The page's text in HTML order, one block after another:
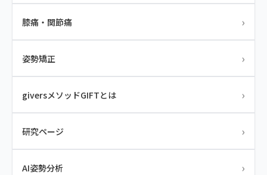
膝痛・関節痛 ›
姿勢矯正 ›
giversメソッドGIFTとは ›
研究ページ ›
AI姿勢分析 ›